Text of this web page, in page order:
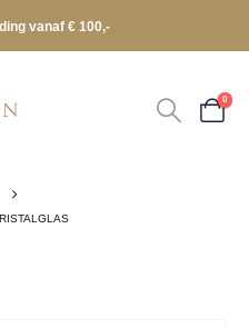
vanaf € 100,-
0